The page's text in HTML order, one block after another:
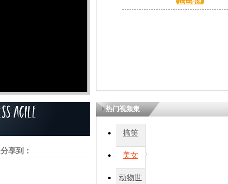
分享到：
热门视频集
搞笑
美女
动物世